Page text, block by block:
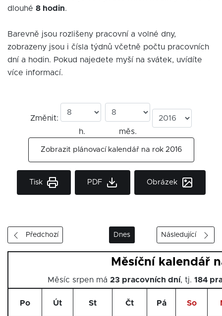
dlouhé 8 hodin.
Barevně jsou rozlišeny pracovní a volné dny,
zobrazeny jsou i čísla týdnů včetně počtu pracovních
dní a hodin. Pokud najedete myší na svátek, uvídíte
více informací.
Změnit:
h.
měs.
Zobrazit plánovací kalendář na rok 2016
Tisk PDF Obrázek
Předchozí Dnes Následující
Měsíční kalendář
Měsíc srpen má 23 pracovních dní, tj. 184
Po Út St Čt Pá So